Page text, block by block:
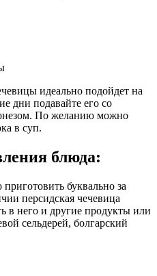
идеально подойдет на
дни подавайте его со
По желанию можно
в суп.
блюда:
буквально за
персидская чечевица
в него и другие продукты или
сельдерей, болгарский